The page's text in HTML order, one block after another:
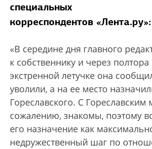
специальных
корреспондентов «Лента.ру»:
«В середине дня главного
к собственнику и через полтора
экстренной летучке она
уволили, а на ее место
Гореславского. С Гореславским
сожалению, знакомы, поэтому
его назначение как
недружественный шаг по